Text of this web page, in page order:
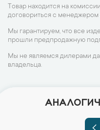
Товар находится на
договориться с менеджером
Мы гарантируем, что все
прошли предпродажную
Мы не являемся дилерами
владельца.